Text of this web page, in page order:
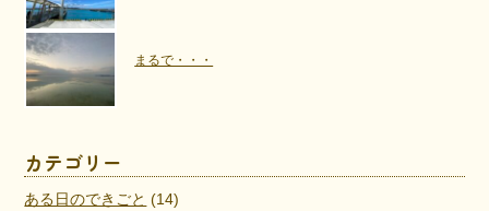
まるで・・・
カテゴリー
ある日のできごと (14)